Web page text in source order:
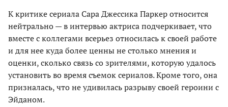
К критике сериала Сара Джессика Паркер относится
нейтрально — в интервью актриса подчеркивает, что
вместе с коллегами всерьез относилась к своей работе
и для нее куда более ценны не столько мнения и
оценки, сколько связь со зрителями, которую удалось
установить во время съемок сериалов. Кроме того, она
призналась, что не удивилась разрыву своей героини с
Эйданом.